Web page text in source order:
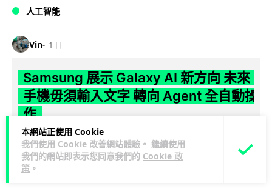
本網站正使用 Cookie
我們使用 Cookie 改善網站體驗。 繼續使用
我們的網站即表示您同意我們的 Cookie 政
策 。
人工智能
Vin 1 日
Samsung 展示 Galaxy AI 新方向 未來
手機毋須輸入文字 轉向 Agent 全自動操
作
Samsung 電子 MX 部門顧客體驗辦公室主管兼副總裁 Jay Kim
表示，品牌正推動 Galaxy AI 邁向全自動化 Agent...
閱讀全
文